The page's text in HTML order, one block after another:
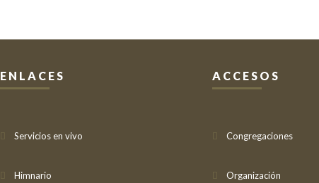
ENLACES
Servicios en vivo
Himnario
ACCESOS
Congregaciones
Organización